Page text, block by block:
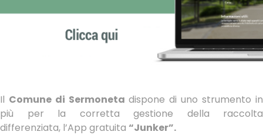
Il Comune di Sermoneta dispone di uno strumento in
più per la corretta gestione della raccolta
differenziata, l’App gratuita “Junker”.